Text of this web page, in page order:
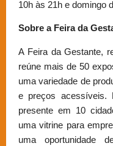
10h às 21h e domingo
Sobre a Feira da
A Feira da Gestante,
reúne mais de 50
uma variedade de
e preços acessíveis.
presente em 10
uma vitrine para
uma oportunidade